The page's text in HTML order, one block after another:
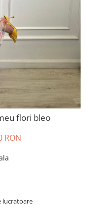
flori bleo
RON
lucratoare